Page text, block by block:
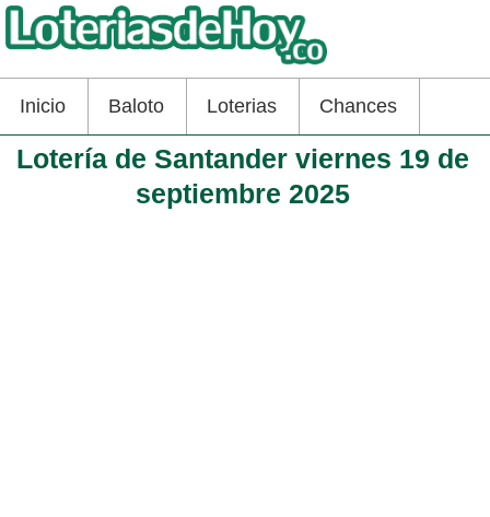
Inicio Baloto Loterias Chances
Lotería de Santander viernes 19 de
septiembre 2025